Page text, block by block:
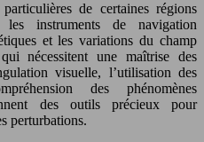
de certaines régions
les instruments de navigation
et les variations du champ
nécessitent une maîtrise des
visuelle, l’utilisation des
des phénomènes
des outils précieux pour
perturbations.